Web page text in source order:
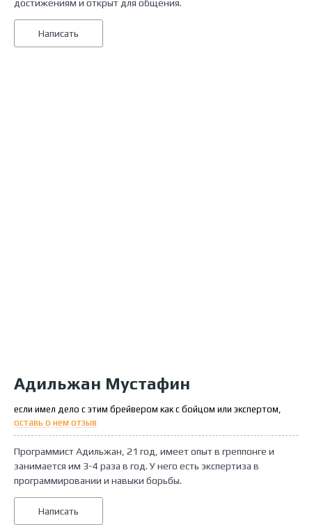
достижениям и открыт для общения.
Написать
Адильжан Мустафин
если имел дело с этим брейвером как с бойцом или экспертом,
оставь о нем отзыв
Программист Адильжан, 21 год, имеет опыт в греппонге и
занимается им 3-4 раза в год. У него есть экспертиза в
программировании и навыки борьбы.
Написать